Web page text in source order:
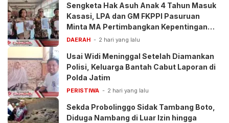
Sengketa Hak Asuh Anak 4 Tahun Masuk
Kasasi, LPA dan GM FKPPI Pasuruan
Minta MA Pertimbangkan Kepentingan
Anak
DAERAH 2 hari yang lalu
Usai Widi Meninggal Setelah Diamankan
Polisi, Keluarga Bantah Cabut Laporan di
Polda Jatim
PERISTIWA 2 hari yang lalu
Sekda Probolinggo Sidak Tambang Boto,
Diduga Nambang di Luar Izin hingga